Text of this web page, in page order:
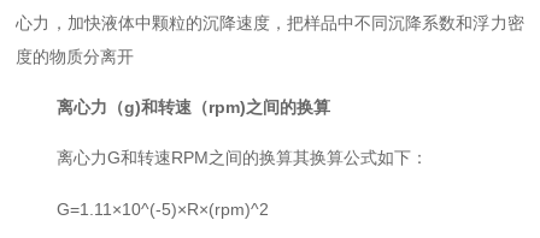
心力，加快液体中颗粒的沉降速度，把样品中不同沉降系数和浮力密
度的物质分离开
离心力（g)和转速（rpm)之间的换算
离心力G和转速RPM之间的换算其换算公式如下：
G=1.11×10^(-5)×R×(rpm)^2